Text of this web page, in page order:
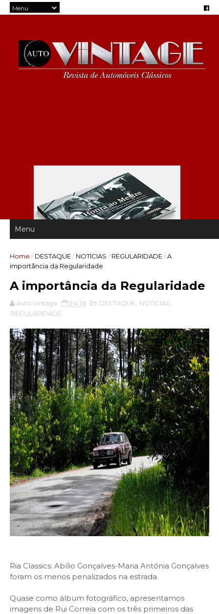
Home / DESTAQUE/ NOTICIAS / REGULARIDADE/A
importância da Regularidade
A importância da Regularidade
Auto Vintage 9.4.18 DESTAQUE NOTICIAS
REGULARIDADE
Ria Classics: Abílio Gonçalves-Maria Antónia Gonçalves
foram os menos penalizados na estrada.
Quase como álbum fotográfico, apresentamos
imagens de Rui Correia com os três primeiros das